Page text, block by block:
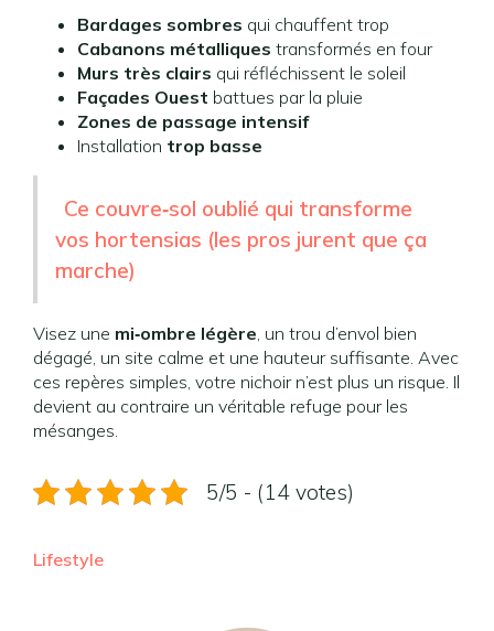
Bardages sombres qui chauffent trop
Cabanons métalliques transformés en four
Murs très clairs qui réfléchissent le soleil
Façades Ouest battues par la pluie
Zones de passage intensif
Installation trop basse
Ce couvre‑sol oublié qui transforme
vos hortensias (les pros jurent que ça
marche)
Visez une mi‑ombre légère, un trou d’envol bien
dégagé, un site calme et une hauteur suffisante. Avec
ces repères simples, votre nichoir n’est plus un risque. Il
devient au contraire un véritable refuge pour les
mésanges.
5/5 - (14 votes)
Lifestyle